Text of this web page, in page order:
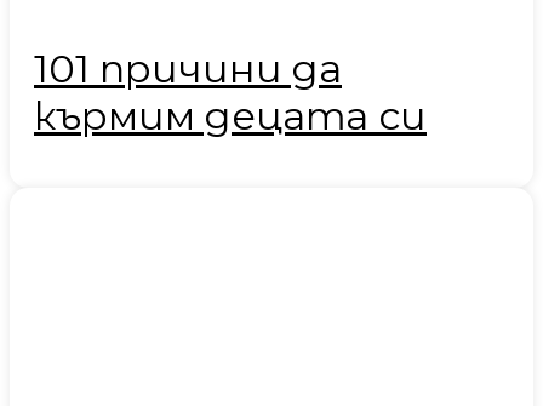
101 причини да
кърмим децата си